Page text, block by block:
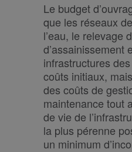
Le budget
que les réseaux
l’eau, le relevage
d’assainissement
infrastructures
coûts initiaux,
des coûts de
maintenance tout
de vie de
la plus pérenne
un minimum